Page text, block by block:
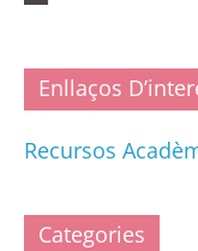
Enllaços
Recursos
Categories